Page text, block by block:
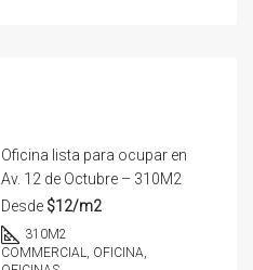
Oficina lista para ocupar en
Av. 12 de Octubre – 310M2
Desde $12/m2
310M2
COMMERCIAL, OFICINA,